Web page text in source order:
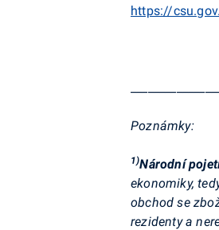
https://
Poznámky:
1)Národní
ekonomiky,
obchod se
rezidenty a